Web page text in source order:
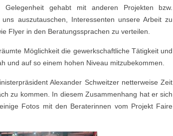
gehabt mit anderen Projekten bzw.
auszutauschen, Interessenten unsere Arbeit zu
Flyer in den Beratungssprachen zu verteilen.
Möglichkeit die gewerkschaftliche Tätigkeit und
und auf so einem hohen Niveau mitzubekommen.
Alexander Schweitzer netterweise Zeit
zu kommen. In diesem Zusammenhang hat er sich
Fotos mit den Beraterinnen vom Projekt Faire